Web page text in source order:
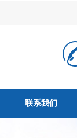
联系我们